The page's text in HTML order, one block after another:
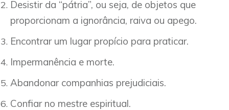
Desistir da “pátria”, ou seja, de objetos que
proporcionam a ignorância, raiva ou apego.
Encontrar um lugar propício para praticar.
Impermanência e morte.
Abandonar companhias prejudiciais.
Confiar no mestre espiritual.